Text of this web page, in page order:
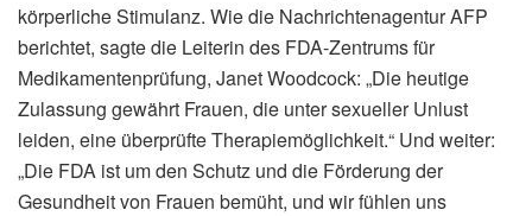
körperliche Stimulanz. Wie die Nachrichtenagentur AFP
berichtet, sagte die Leiterin des FDA-Zentrums für
Medikamentenprüfung, Janet Woodcock: „Die heutige
Zulassung gewährt Frauen, die unter sexueller Unlust
leiden, eine überprüfte Therapiemöglichkeit.“ Und weiter:
„Die FDA ist um den Schutz und die Förderung der
Gesundheit von Frauen bemüht, und wir fühlen uns